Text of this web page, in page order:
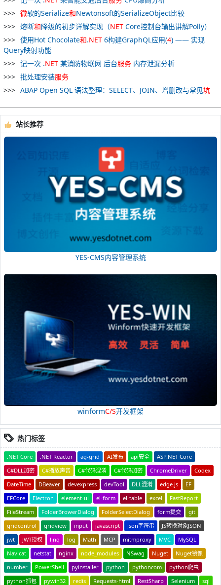
微软的Serialize和Newtonsoft的SerializeObject比较
熔断和降级的初步详解实现（NET Core控制台输出讲解Polly）
使用Hot Chocolate和.NET 6构建GraphQL应用(4) —— 实现
Query映射功能
记一次 .NET 某消防物联网 后台服务 内存泄漏分析
批处理安装服务
ABAP Open SQL 语法整理：SELECT、JOIN、增删改与常见坑
站长推荐
YES-CMS内容管理系统
winformC/S开发框架
热门标签
.NET Core .NET Reactor ag-grid AI发布 api安全
ASP.NET Core
C#DLL加密
C#播放声音 C#代码混淆 C#代码加密 ChromeDriver
Codex
DateTime
DBeaver devexpress devTool DLL混淆 edge.js
EF
EFCore
Electron element-ui el-form el-table excel
FastReport
FileStream
FolderBrowerDialog FolderSelectDialog form提交
git
gridcontrol
gridview input javascript json字符串
JS转换对象JSON
jwt
JWT授权 linq log Math MCP mitmproxy MVC
MySQL
Navicat
netstat nginx node_modules NSwag Nuget
Nuget镜像
number
PowerShell pyinstaller python pythoncom
python爬虫
python抓包
pywin32 redis Requests-html RestSharp Selenium
sql